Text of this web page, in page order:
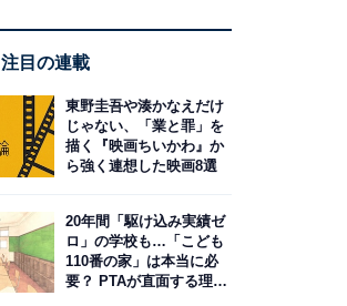
注目の連載
東野圭吾や湊かなえだけ
じゃない、「業と罪」を
描く『映画ちいかわ』か
ら強く連想した映画8選
20年間「駆け込み実績ゼ
ロ」の学校も…「こども
110番の家」は本当に必
要？ PTAが直面する理想